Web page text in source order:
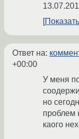
Ответ на:
+00:00
У меня
но
проблем
каого